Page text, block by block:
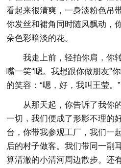
看起来很清爽，一身淡粉色吊
你发丝和裙角同时随风飘动，
朵色彩暗淡的花。
我走上前，轻拍你肩，你
嘴一笑“嗯。我想跟你做朋友”
的笑容：“嗯，好，我叫王莹。”
从那天起，你告诉了我你
一切，我们便成了形影不理的
台，你带我参观工厂，我们一
后的村子做客。我们带同一副
算清澈的小清河周边散步。还